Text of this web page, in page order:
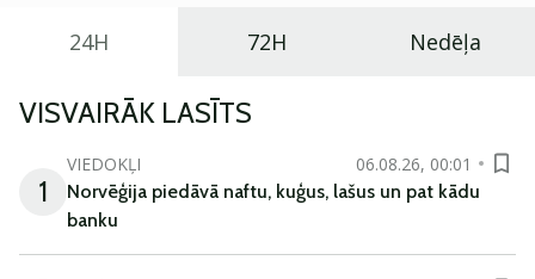
24H 72H Nedēļa
VISVAIRĀK LASĪTS
1
VIEDOKĻI
06.08.26, 00:01
Norvēģija piedāvā naftu, kuģus, lašus un pat kādu
banku